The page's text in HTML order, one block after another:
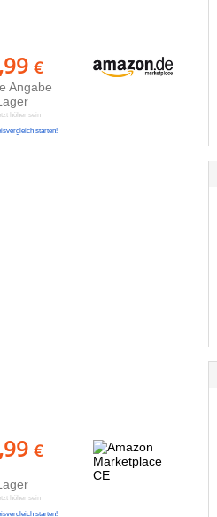
€
Angabe
höher sein
starten!
€
höher sein
starten!